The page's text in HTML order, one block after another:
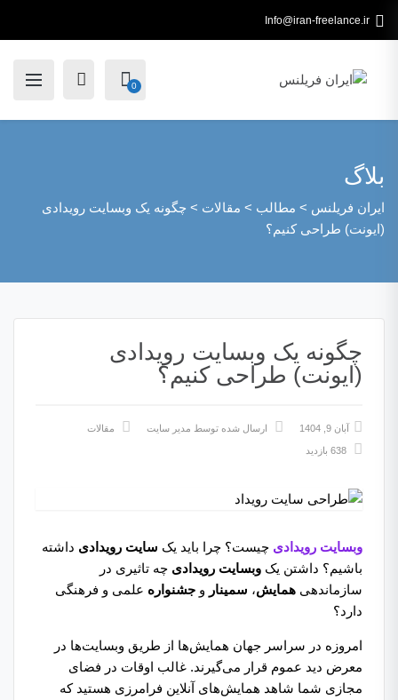
Info@iran-freelance.ir
0
بلاگ
ایران فریلنس > مطالب > مقالات > چگونه یک وبسایت رویدادی
(ایونت) طراحی کنیم؟
چگونه یک وبسایت رویدادی
(ایونت) طراحی کنیم؟
آبان 9, 1404 ارسال شده توسط مدیر سایت مقالات
وبسایت رویدادی چیست؟ چرا باید یک سایت رویدادی داشته
باشیم؟ داشتن یک وبسایت رویدادی چه تاثیری در
سازماندهی همایش‌، سمینار و جشنواره علمی و فرهنگی
دارد؟
امروزه در سراسر جهان همایش‌ها از طریق وبسایت‌ها در
معرض دید عموم قرار می‌گیرند. غالب اوقات در فضای
مجازی شما شاهد همایش‌های آنلاین فرامرزی هستید که